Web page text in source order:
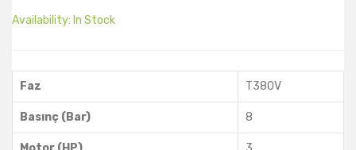
Availability: In Stock
Faz T380V
Basınç (Bar) 8